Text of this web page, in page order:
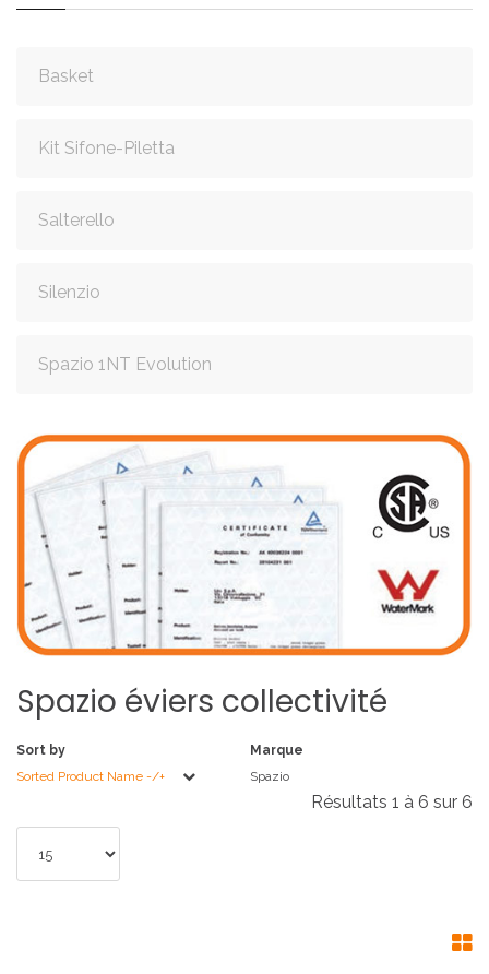
Basket
Kit Sifone-Piletta
Salterello
Silenzio
Spazio 1NT Evolution
Spazio éviers collectivité
Sort by
Sorted Product Name -/+
Marque
Spazio
Résultats 1 à 6 sur 6